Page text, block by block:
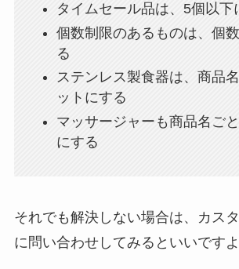
タイムセール品は、5個以下
個数制限のあるものは、個
る
ステンレス製食器は、商品
ットにする
マッサージャーも商品名ご
にする
それでも解決しない場合は、カス
に問い合わせしてみるといいですよ